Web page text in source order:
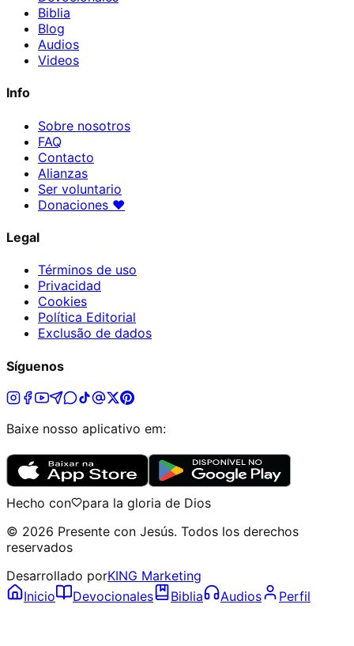
Biblia
Blog
Audios
Videos
Info
Sobre nosotros
FAQ
Contacto
Alianzas
Ser voluntario
Donaciones ♥
Legal
Términos de uso
Privacidad
Cookies
Política Editorial
Exclusão de dados
Síguenos
Baixe nosso aplicativo em:
Hecho con
para la gloria de Dios
© 2026 Presente con Jesús. Todos los derechos
reservados
Desarrollado porKING Marketing
Inicio
Devocionales Biblia Audios Perfil